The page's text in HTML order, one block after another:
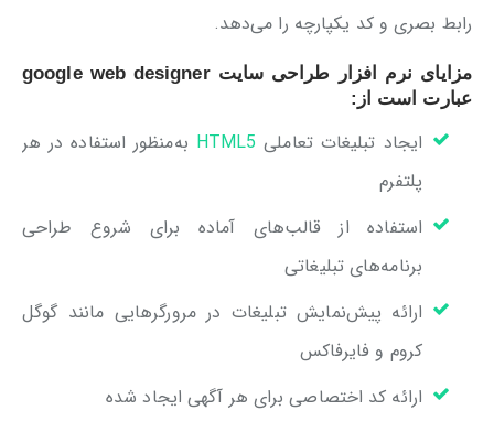
رابط بصری و کد یکپارچه را می‌دهد.
مزایای نرم افزار طراحی سایت google web designer
عبارت است از:
ایجاد تبلیغات تعاملی HTML5 به‌منظور استفاده در هر
پلتفرم
استفاده از قالب‌های آماده برای شروع طراحی
برنامه‌های تبلیغاتی
ارائه پیش‌نمایش تبلیغات در مرورگرهایی مانند گوگل
کروم و فایرفاکس
ارائه کد اختصاصی برای هر آگهی ایجاد شده